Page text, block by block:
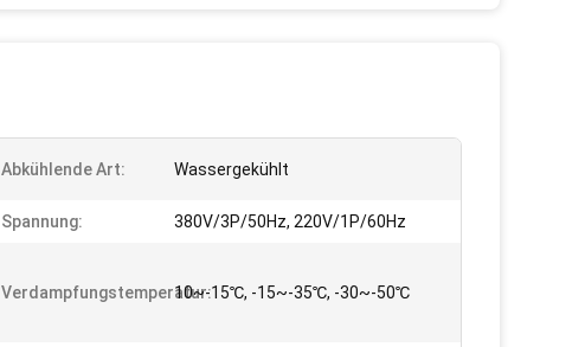
Abkühlende Art: Wassergekühlt
Spannung: 380V/3P/50Hz, 220V/1P/60Hz
Verdampfungstemperatur:10~-15℃, -15~-35℃, -30~-50℃